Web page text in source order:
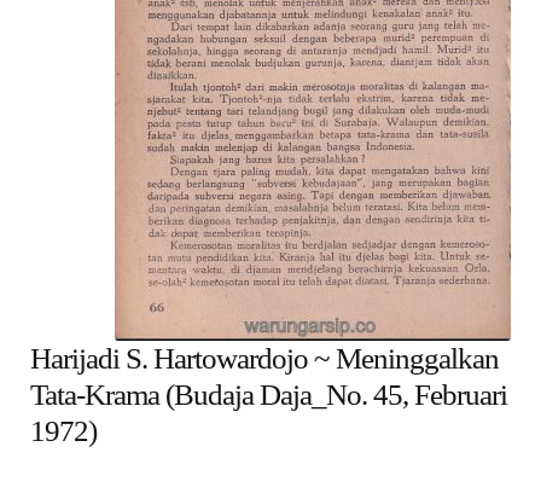
child
menu
Harijadi S. Hartowardojo ~ Meninggalkan
Tata-Krama (Budaja Daja_No. 45, Februari
1972)